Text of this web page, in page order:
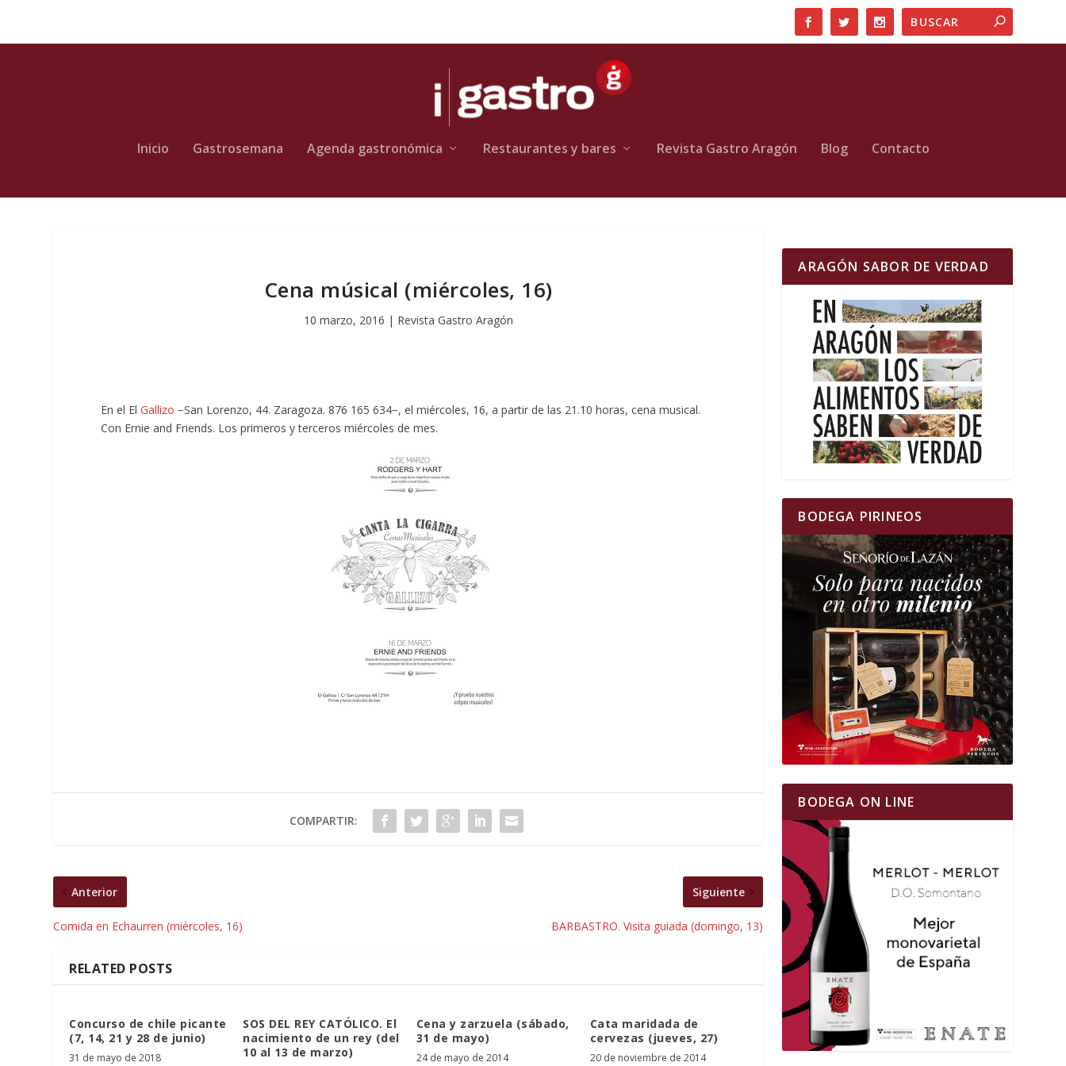
Inicio Gastrosemana Agenda gastronómica Restaurantes y bares Revista Gastro Aragón Blog Contacto
Cena músical (miércoles, 16)
10 marzo, 2016 | Revista Gastro Aragón
En el ElGallizo−San Lorenzo, 44. Zaragoza. 876 165 634−, el miércoles, 16, a partir de las 21.10 horas, cena musical.
Con Ernie and Friends. Los primeros y terceros miércoles de mes.
COMPARTIR:
Anterior
Comida en Echaurren (miércoles, 16)
Siguiente
BARBASTRO. Visita guiada (domingo, 13)
RELATED POSTS
Concurso de chile picante
(7, 14, 21 y 28 de junio)
31 de mayo de 2018
SOS DEL REY CATÓLICO. El
nacimiento de un rey (del
10 al 13 de marzo)
Cena y zarzuela (sábado,
31 de mayo)
24 de mayo de 2014
Cata maridada de
cervezas (jueves, 27)
20 de noviembre de 2014
ARAGÓN SABOR DE VERDAD
BODEGA PIRINEOS
BODEGA ON LINE